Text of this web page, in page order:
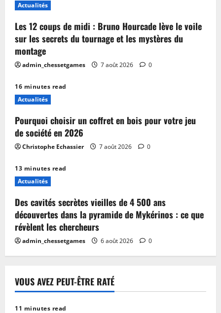
Actualités
Les 12 coups de midi : Bruno Hourcade lève le voile
sur les secrets du tournage et les mystères du
montage
admin_chessetgames 7 août 2026 0
16 minutes read
Actualités
Pourquoi choisir un coffret en bois pour votre jeu
de société en 2026
Christophe Echassier 7 août 2026 0
13 minutes read
Actualités
Des cavités secrètes vieilles de 4 500 ans
découvertes dans la pyramide de Mykérinos : ce que
révèlent les chercheurs
admin_chessetgames 6 août 2026 0
VOUS AVEZ PEUT-ÊTRE RATÉ
11 minutes read